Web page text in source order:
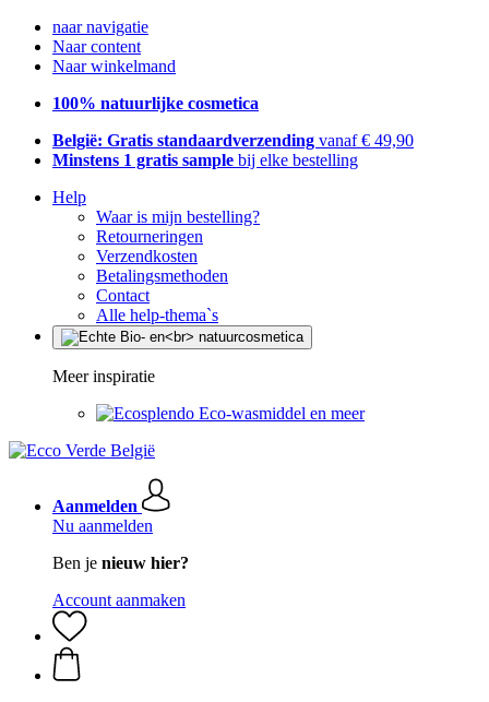
naar navigatie
Naar content
Naar winkelmand
100% natuurlijke cosmetica
België: Gratis standaardverzending vanaf € 49,90
Minstens 1 gratis sample bij elke bestelling
Help
Waar is mijn bestelling?
Retourneringen
Verzendkosten
Betalingsmethoden
Contact
Alle help-thema`s
Meer inspiratie
Eco-wasmiddel en meer
Aanmelden
Nu aanmelden
Ben je nieuw hier?
Account aanmaken